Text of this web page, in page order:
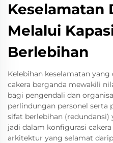
Melalui
Berlebihan
Kelebihan keselamatan
cakera berganda mewakili
bagi pengendali dan
perlindungan personel serta
sifat berlebihan (redundansi)
jadi dalam konfigurasi
arkitektur yang selamat